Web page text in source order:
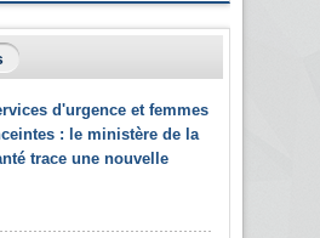
d'urgence et femmes
: le ministère de la
trace une nouvelle